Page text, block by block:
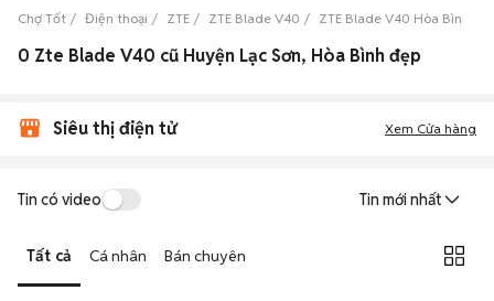
Chợ Tốt Điện thoại ZTE ZTE Blade V40 ZTE Blade V40 Hòa Bình
0 Zte Blade V40 cũ Huyện Lạc Sơn, Hòa Bình đẹp
Siêu thị điện tử Xem Cửa hàng
Tin có video Tin mới nhất
Tất cả Cá nhân Bán chuyên